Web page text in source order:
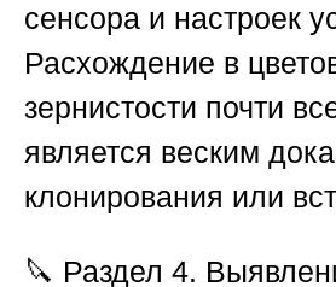
сенсора и настроек
Расхождение в
зернистости почти
является веским
клонирования или
🔪 Раздел 4.